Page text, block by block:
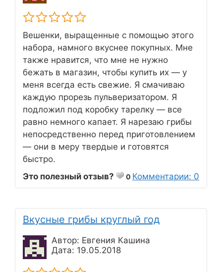
Вешенки, выращенные с помощью этого
набора, намного вкуснее покупных. Мне
также нравится, что мне не нужно
бежать в магазин, чтобы купить их — у
меня всегда есть свежие. Я смачиваю
каждую прорезь пульверизатором. Я
подложил под коробку тарелку — все
равно немного капает. Я нарезаю грибы
непосредственно перед приготовлением
— они в меру твердые и готовятся
быстро.
Это полезный отзыв?
0 Комментарии: 0
Вкусные грибы круглый год
Автор: Евгения Кашина
Дата: 19.05.2018